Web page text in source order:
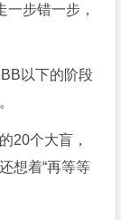
一步错一步，
以下的阶段
20个大盲，
想着“再等等